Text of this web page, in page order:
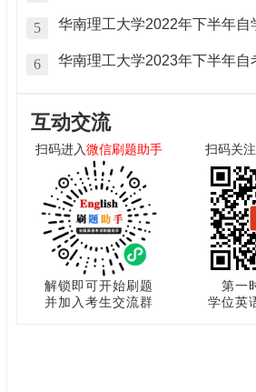
5 华南理工大学2022年下半年自
6 华南理工大学2023年下半年自
互动交流
扫码进入微信刷题助手
解锁即可开始刷题
并加入考生交流群
扫码关注
第一
学位英